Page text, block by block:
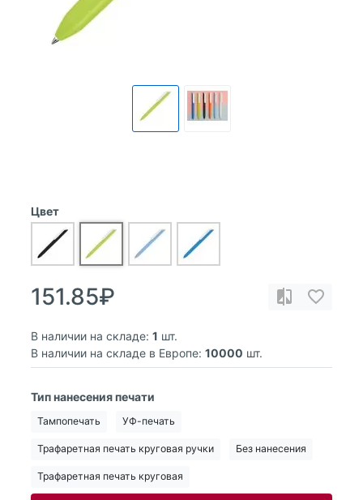
Цвет
151.85₽
В наличии на складе: 1 шт.
В наличии на складе в Европе: 10000 шт.
Тип нанесения печати
Тампопечать УФ-печать
Трафаретная печать круговая ручки Без нанесения
Трафаретная печать круговая